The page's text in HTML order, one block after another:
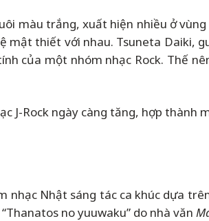
màu trắng, xuất hiện nhiều ở vùng
thiết với nhau. Tsuneta Daiki,
của một nhóm nhạc Rock. Thế
J-Rock ngày càng tăng, hợp
Nhật sáng tác ca khúc dựa
no yuuwaku” do nhà văn